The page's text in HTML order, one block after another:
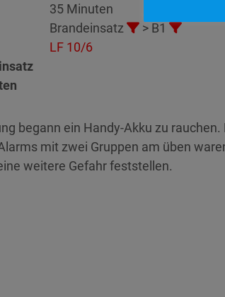
35 Minuten
Brandeinsatz
> B1
LF 10/6
begann ein Handy-Akku zu
mit zwei Gruppen am üben
weitere Gefahr feststellen.